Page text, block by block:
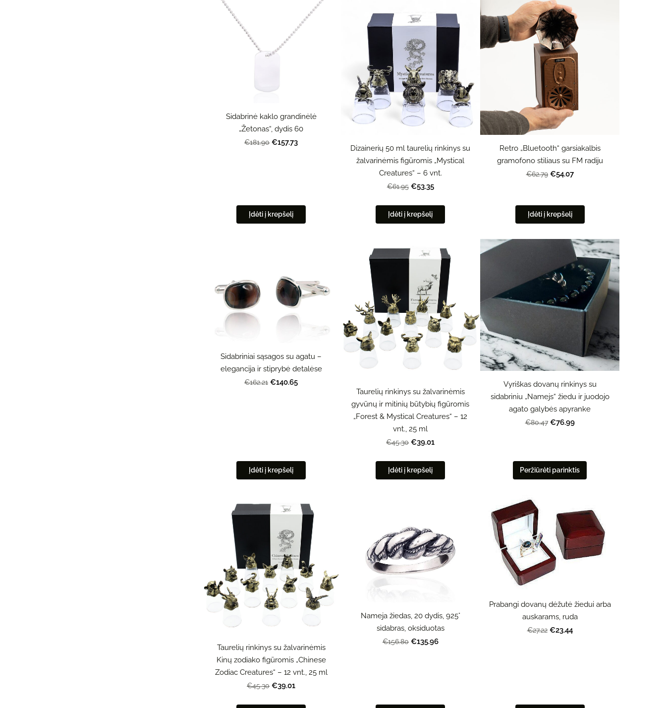
Sidabrinė kaklo grandinėlė
„Žetonas“, dydis 60
€181.90 €157.73
Įdėti į krepšelį
Dizainerių 50 ml taurelių rinkinys su
žalvarinėmis figūromis „Mystical
Creatures“ – 6 vnt.
€61.95 €53.35
Įdėti į krepšelį
Retro „Bluetooth“ garsiakalbis
gramofono stiliaus su FM radiju
€62.79 €54.07
Įdėti į krepšelį
Sidabriniai sąsagos su agatu –
elegancija ir stiprybė detalėse
€162.21 €140.65
Įdėti į krepšelį
Taurelių rinkinys su žalvarinėmis
gyvūnų ir mitinių būtybių figūromis
„Forest & Mystical Creatures“ – 12
vnt., 25 ml
€45.30 €39.01
Įdėti į krepšelį
Vyriškas dovanų rinkinys su
sidabriniu „Namejs“ žiedu ir juodojo
agato galybės apyranke
€80.47 €76.99
Peržiūrėti parinktis
Taurelių rinkinys su žalvarinėmis
Kinų zodiako figūromis „Chinese
Zodiac Creatures“ – 12 vnt., 25 ml
€45.30 €39.01
Nameja žiedas, 20 dydis, 925°
sidabras, oksiduotas
€156.80 €135.96
Prabangi dovanų dėžutė žiedui arba
auskarams, ruda
€27.22 €23.44